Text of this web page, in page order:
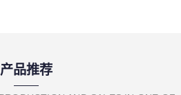
产品推荐